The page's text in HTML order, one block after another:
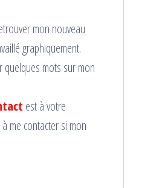
mon nouveau
graphiquement.
quelques mots sur mon
est à votre
me contacter si mon